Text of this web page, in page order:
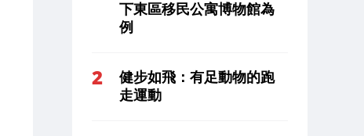
下東區移民公寓博物館為
例
健步如飛：有足動物的跑
走運動